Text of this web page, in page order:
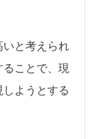
いと考えられ
ことで、現
ようとする